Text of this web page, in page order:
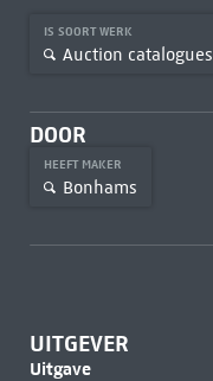
IS SOORT WERK
Auction catalogues
DOOR
HEEFT MAKER
Bonhams
UITGEVER
Uitgave